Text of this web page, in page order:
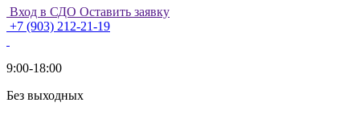
Вход в СДО Оставить заявку
+7 (903) 212-21-19
9:00-18:00
Без выходных